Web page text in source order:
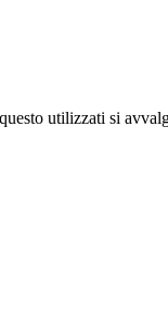
utilizzati si